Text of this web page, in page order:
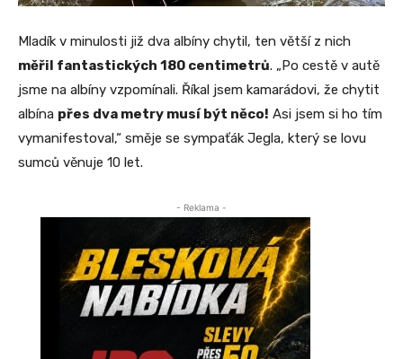
Mladík v minulosti již dva albíny chytil, ten větší z nich
měřil fantastických 180 centimetrů. „Po cestě v autě
jsme na albíny vzpomínali. Říkal jsem kamarádovi, že chytit
albína přes dva metry musí být něco! Asi jsem si ho tím
vymanifestoval,“ směje se sympaťák Jegla, který se lovu
sumců věnuje 10 let.
- Reklama -